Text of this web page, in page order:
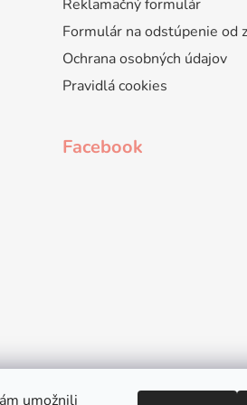
umožnili
Reklamačný formulár
Formulár na odstúpenie od
Ochrana osobných údajov
Pravidlá cookies
Facebook